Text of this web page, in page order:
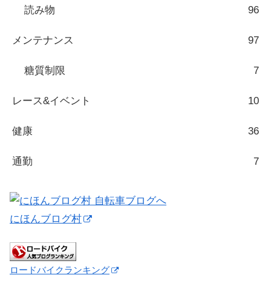
読み物 96
メンテナンス 97
糖質制限 7
レース&イベント 10
健康 36
通勤 7
にほんブログ村
ロードバイクランキング